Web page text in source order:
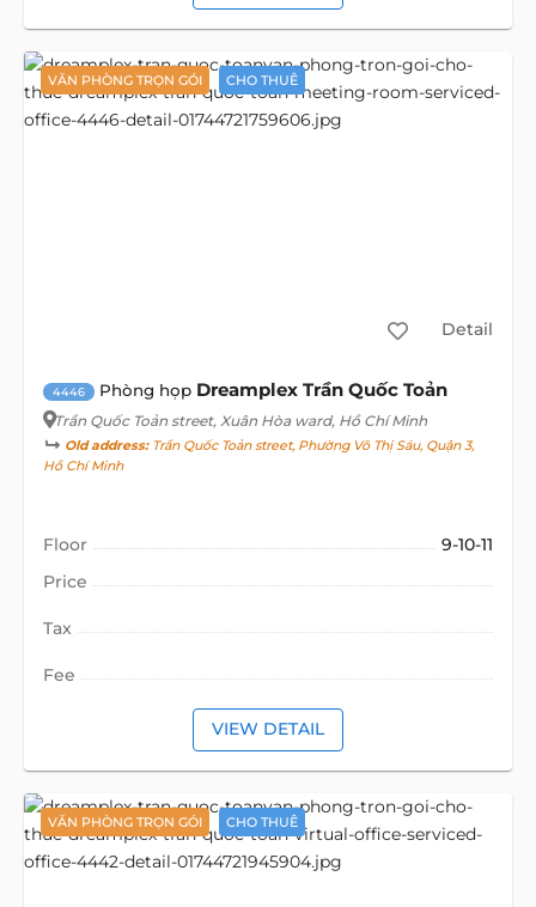
VĂN PHÒNG TRỌN GÓI CHO THUÊ
Detail
4446 Phòng họp Dreamplex Trần Quốc Toản
Trần Quốc Toản street, Xuân Hòa ward, Hồ Chí Minh
Old address:Trần Quốc Toản street, Phường Võ Thị Sáu, Quận 3,
Hồ Chí Minh
Floor
9-10-11
Price
Tax
Fee
VIEW DETAIL
VĂN PHÒNG TRỌN GÓI CHO THUÊ